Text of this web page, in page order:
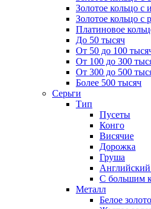
Золотое кольцо с
Золотое кольцо с
Платиновое
До 50 тысяч
От 50 до 100
От 100 до 300
От 300 до 500
Более 500 тысяч
Серьги
Тип
Пусеты
Конго
Висячие
Дорожка
Груша
С большим
Металл
Белое золото